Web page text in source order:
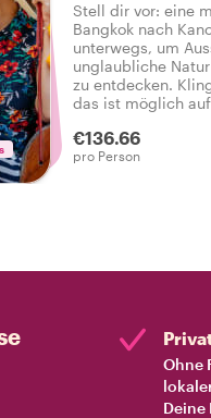
Stell dir vor: eine
Bangkok nach
unterwegs, um
unglaubliche
zu entdecken.
das ist möglich
Gastgeber, der den
€136.66
pro Person
Ohne
Deine